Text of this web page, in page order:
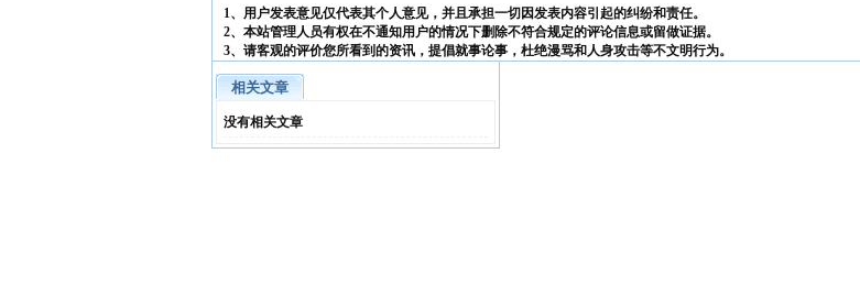
1、用户发表意见仅代表其个人意见，并且承担一切因发表内容引起的纠纷和责任。
2、本站管理人员有权在不通知用户的情况下删除不符合规定的评论信息或留做证据。
3、请客观的评价您所看到的资讯，提倡就事论事，杜绝漫骂和人身攻击等不文明行为。
相关文章
没有相关文章